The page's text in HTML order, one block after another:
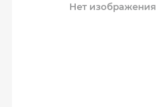
Нет изображения